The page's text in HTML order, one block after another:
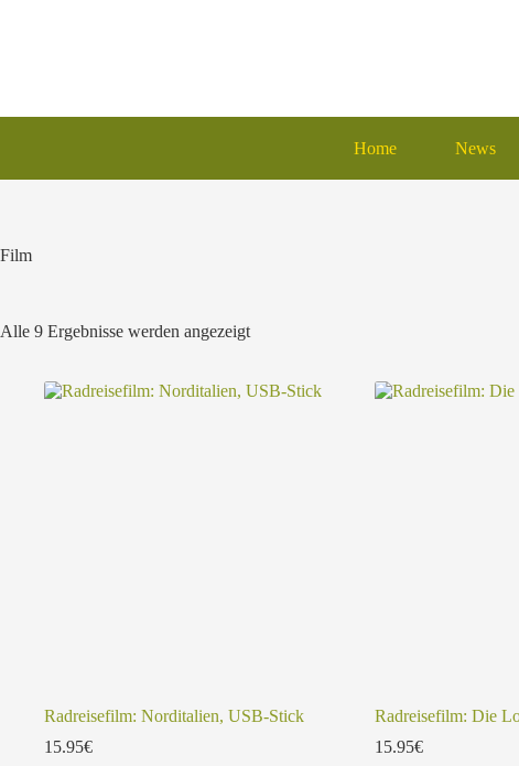
Home News
Film
Alle 9 Ergebnisse werden angezeigt
Radreisefilm: Norditalien, USB-Stick
15.95€
Radreisefilm: Die
15.95€